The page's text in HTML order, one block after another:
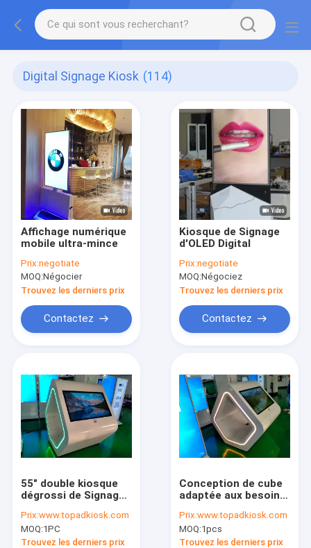
Digital Signage Kiosk (114)
Affichage numérique
mobile ultra-mince
Prix:negotiate
MOQ:Négocier
Trouvez les derniers prix
Contactez
Kiosque de Signage
d'OLED Digital
Prix:negotiate
MOQ:Négociez
Trouvez les derniers prix
Contactez
55" double kiosque
dégrossi de Signage
Android7.1 avec la
lumière de LED
Prix:www.topadkiosk.com
MOQ:1PC
Trouvez les derniers prix
Conception de cube
adaptée aux besoins
interactif en Win10
Linux 55inch Digital
Prix:www.topadkiosk.com
MOQ:1pcs
Trouvez les derniers prix